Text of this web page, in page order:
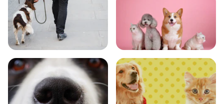
おでかけ 図鑑